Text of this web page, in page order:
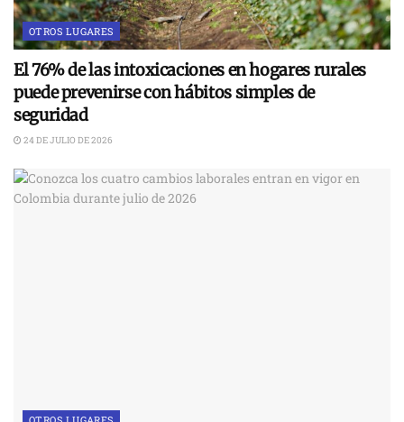
OTROS LUGARES
El 76% de las intoxicaciones en hogares rurales
puede prevenirse con hábitos simples de
seguridad
24 DE JULIO DE 2026